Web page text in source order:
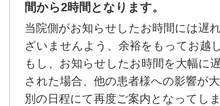
間から2時間となります。
当院側がお知らせしたお時間には遅
ざいませんよう、余裕をもってお越
もし、お知らせしたお時間を大幅に
された場合、他の患者様への影響が
別の日程にて再度ご案内となってし